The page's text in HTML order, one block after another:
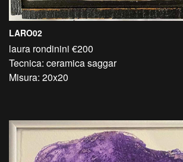
LARO02
laura rondinini €200
Tecnica: ceramica saggar
Misura: 20x20